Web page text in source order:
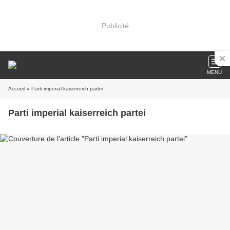
Publicité
MENU
Accueil » Parti imperial kaiserreich partei
Parti imperial kaiserreich partei